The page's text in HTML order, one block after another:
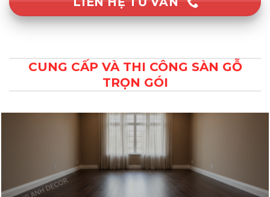
LIÊN HỆ TƯ VẤN
CUNG CẤP VÀ THI CÔNG SÀN GỖ
TRỌN GÓI